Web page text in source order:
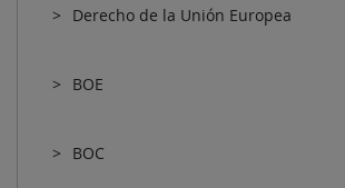
Derecho de la Unión Europea
BOE
BOC